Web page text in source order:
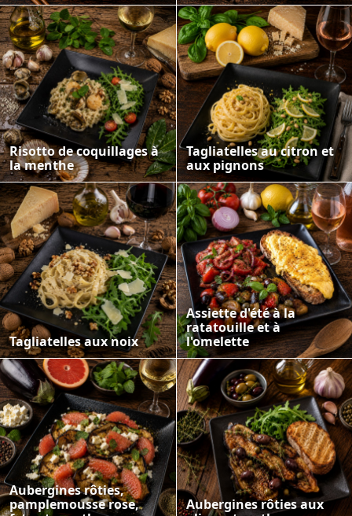
Risotto de coquillages à
la menthe
Tagliatelles au citron et
aux pignons
Tagliatelles aux noix
Assiette d'été à la
ratatouille et à
l'omelette
Aubergines rôties,
pamplemousse rose,
Aubergines rôties aux